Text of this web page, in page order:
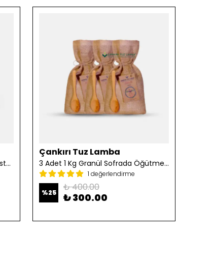
2 Adet 1 Kg Öğütülmüş Çankırı Kristal Kaya Tuzu
Çankırı Tuz Lamba
3 Adet 1 Kg Granül Sofrada Öğütme Tuzu
1 değerlendirme
%25 ₺ 400.00
₺ 300.00